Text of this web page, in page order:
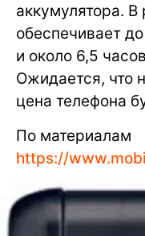
аккумулятора.
обеспечивает
и около 6,5
Ожидается, что
цена телефона
По материалам
https://